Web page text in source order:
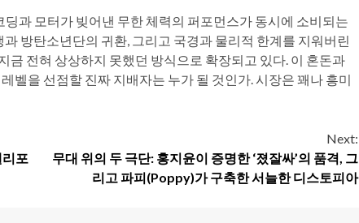
과 모터가 빚어낸 무한 체력의 퍼포먼스가 동시에 소비되는
방탄소년단의 귀환, 그리고 국경과 물리적 한계를 지워버린
금 전혀 상상하지 못했던 방식으로 확장되고 있다. 이 혼돈과
벨을 선점할 진짜 지배자는 누가 될 것인가. 시장은 꽤나 흥미
포
Next:
무대 위의 두 극단: 홍지윤이 증명한 ‘졌잘싸’의 품격, 그
리고 파피(Poppy)가 구축한 서늘한 디스토피아